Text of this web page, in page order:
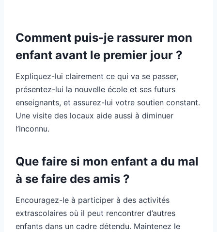
Comment puis-je rassurer mon
enfant avant le premier jour ?
Expliquez-lui clairement ce qui va se passer,
présentez-lui la nouvelle école et ses futurs
enseignants, et assurez-lui votre soutien constant.
Une visite des locaux aide aussi à diminuer
l’inconnu.
Que faire si mon enfant a du mal
à se faire des amis ?
Encouragez-le à participer à des activités
extrascolaires où il peut rencontrer d’autres
enfants dans un cadre détendu. Maintenez le